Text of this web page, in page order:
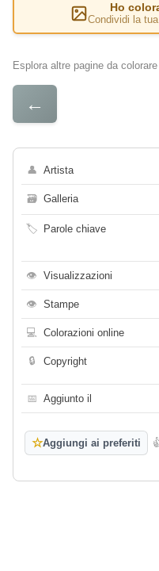
Ho
Condividi la
Esplora altre pagine da
←
👤 Artista
🗃 Galleria
🏷 Parole chiave
👁 Visualizzazioni
👁 Stampe
💻 Colorazioni online
🔒 Copyright
📅 Aggiunto il
☆Aggiungi ai preferiti